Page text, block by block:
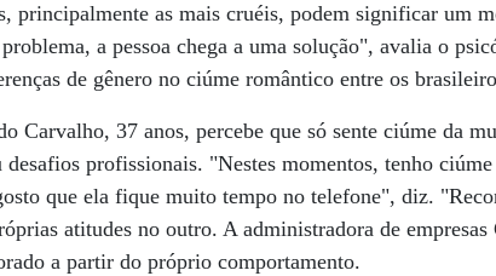
principalmente as mais cruéis, podem significar um
a pessoa chega a uma solução", avalia o
de gênero no ciúme romântico entre os
Carvalho, 37 anos, percebe que só sente ciúme da
profissionais. "Nestes momentos, tenho
que ela fique muito tempo no telefone", diz.
atitudes no outro. A administradora de
a partir do próprio comportamento.